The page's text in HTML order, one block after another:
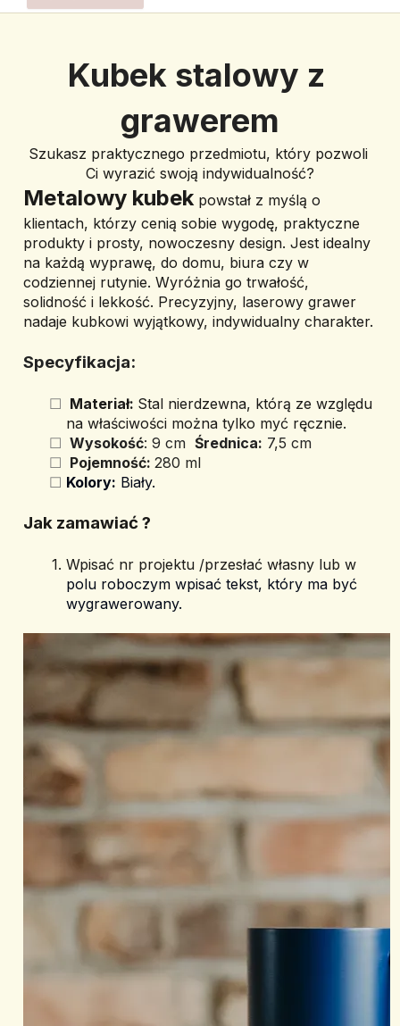
Kubek stalowy z
grawerem
Szukasz praktycznego przedmiotu, który pozwoli
Ci wyrazić swoją indywidualność?
Metalowy kubek powstał z myślą o
klientach, którzy cenią sobie wygodę, praktyczne
produkty i prosty, nowoczesny design. Jest idealny
na każdą wyprawę, do domu, biura czy w
codziennej rutynie. Wyróżnia go trwałość,
solidność i lekkość. Precyzyjny, laserowy grawer
nadaje kubkowi wyjątkowy, indywidualny charakter.
Specyfikacja:
Materiał: Stal nierdzewna, którą ze względu
na właściwości można tylko myć ręcznie.
Wysokość: 9 cm Średnica: 7,5 cm
Pojemność: 280 ml
Kolory: Biały.
Jak zamawiać ?
polu roboczym wpisać tekst, który ma być
wygrawerowany.